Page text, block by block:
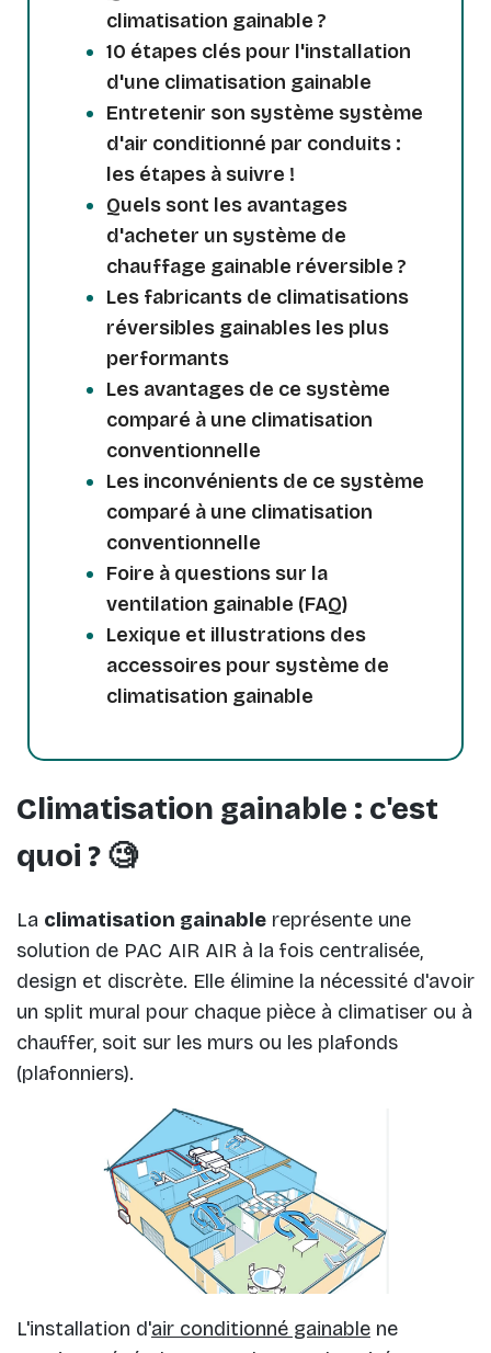
climatisation gainable ?
10 étapes clés pour l'installation
d'une climatisation gainable
Entretenir son système système
d'air conditionné par conduits :
les étapes à suivre !
Quels sont les avantages
d'acheter un système de
chauffage gainable réversible ?
Les fabricants de climatisations
réversibles gainables les plus
performants
Les avantages de ce système
comparé à une climatisation
conventionnelle
Les inconvénients de ce système
comparé à une climatisation
conventionnelle
Foire à questions sur la
ventilation gainable (FAQ)
Lexique et illustrations des
accessoires pour système de
climatisation gainable
Climatisation gainable : c'est
quoi ? 🧐
La climatisation gainable représente une
solution de PAC AIR AIR à la fois centralisée,
design et discrète. Elle élimine la nécessité d'avoir
un split mural pour chaque pièce à climatiser ou à
chauffer, soit sur les murs ou les plafonds
(plafonniers).
L'installation d'air conditionné gainable ne